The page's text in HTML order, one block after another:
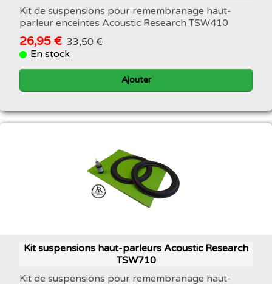
Kit de suspensions pour remembranage haut-
parleur enceintes Acoustic Research TSW410
26,95 € 33,50 €
En stock
Ajouter
Kit suspensions haut-parleurs Acoustic Research
TSW710
Kit de suspensions pour remembranage haut-